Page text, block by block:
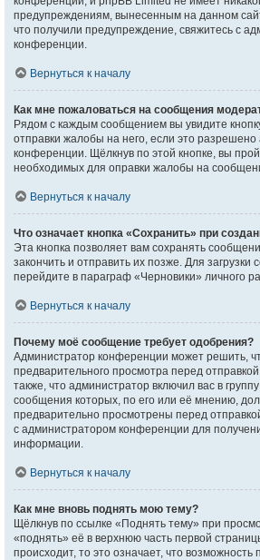
предупреждениям, вынесенным на данном
что получили предупреждение, свяжитесь с
конференции.
Вернуться к началу
Как мне пожаловаться на сообщения
Рядом с каждым сообщением вы увидите
отправки жалобы на него, если это
конференции. Щёлкнув по этой кнопке, вы
необходимых для оправки жалобы на
Вернуться к началу
Что означает кнопка «Сохранить» при
Эта кнопка позволяет вам сохранять
закончить и отправить их позже. Для загрузки
перейдите в параграф «Черновики» личного
Вернуться к началу
Почему моё сообщение требует одобрения?
Администратор конференции может решить,
предварительного просмотра перед
также, что администратор включил вас в
сообщения которых, по его или её мнению,
предварительно просмотрены перед
с администратором конференции для
информации.
Вернуться к началу
Как мне вновь поднять мою тему?
Щёлкнув по ссылке «Поднять тему» при
«поднять» её в верхнюю часть первой
происходит, то это означает, что